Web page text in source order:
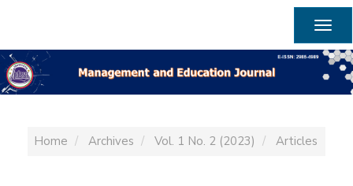
Content
Sidebar
Home Archives Vol. 1 No. 2 (2023) Articles